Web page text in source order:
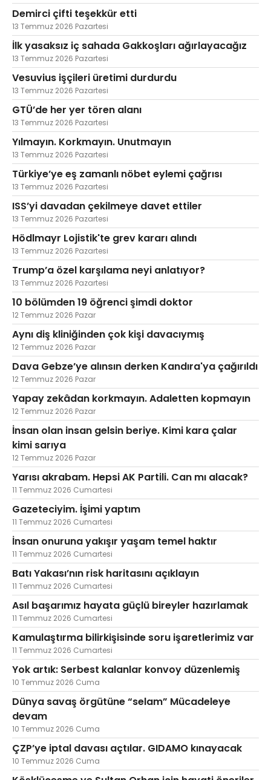
Demirci çifti teşekkür etti
13 Temmuz 2026 Pazartesi
İlk yasaksız iç sahada Gakkoşları ağırlayacağız
13 Temmuz 2026 Pazartesi
Vesuvius işçileri üretimi durdurdu
13 Temmuz 2026 Pazartesi
GTÜ’de her yer tören alanı
13 Temmuz 2026 Pazartesi
Yılmayın. Korkmayın. Unutmayın
13 Temmuz 2026 Pazartesi
Türkiye’ye eş zamanlı nöbet eylemi çağrısı
13 Temmuz 2026 Pazartesi
ISS’yi davadan çekilmeye davet ettiler
13 Temmuz 2026 Pazartesi
Hödlmayr Lojistik'te grev kararı alındı
13 Temmuz 2026 Pazartesi
Trump’a özel karşılama neyi anlatıyor?
13 Temmuz 2026 Pazartesi
10 bölümden 19 öğrenci şimdi doktor
12 Temmuz 2026 Pazar
Aynı diş kliniğinden çok kişi davacıymış
12 Temmuz 2026 Pazar
Dava Gebze’ye alınsın derken Kandıra'ya çağırıldı
12 Temmuz 2026 Pazar
Yapay zekâdan korkmayın. Adaletten kopmayın
12 Temmuz 2026 Pazar
İnsan olan insan gelsin beriye. Kimi kara çalar
kimi sarıya
12 Temmuz 2026 Pazar
Yarısı akrabam. Hepsi AK Partili. Can mı alacak?
11 Temmuz 2026 Cumartesi
Gazeteciyim. İşimi yaptım
11 Temmuz 2026 Cumartesi
İnsan onuruna yakışır yaşam temel haktır
11 Temmuz 2026 Cumartesi
Batı Yakası’nın risk haritasını açıklayın
11 Temmuz 2026 Cumartesi
Asıl başarımız hayata güçlü bireyler hazırlamak
11 Temmuz 2026 Cumartesi
Kamulaştırma bilirkişisinde soru işaretlerimiz var
11 Temmuz 2026 Cumartesi
Yok artık: Serbest kalanlar konvoy düzenlemiş
10 Temmuz 2026 Cuma
Dünya savaş örgütüne “selam” Mücadeleye
devam
10 Temmuz 2026 Cuma
ÇZP’ye iptal davası açtılar. GIDAMO kınayacak
10 Temmuz 2026 Cuma